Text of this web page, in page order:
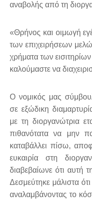
αναβολής από τη
«Θρήνος και οιμωγή
των επιχειρήσεων
χρήματα των
καλούμαστε να
Ο νομικός μας
σε εξώδικη
με τη διοργανώτρια
πιθανότατα να μην
καταβάλλει πίσω,
ευκαιρία στη
διαβεβαίωνε ότι αυτή
Δεσμεύτηκε μάλιστα
αναλαμβάνοντας το